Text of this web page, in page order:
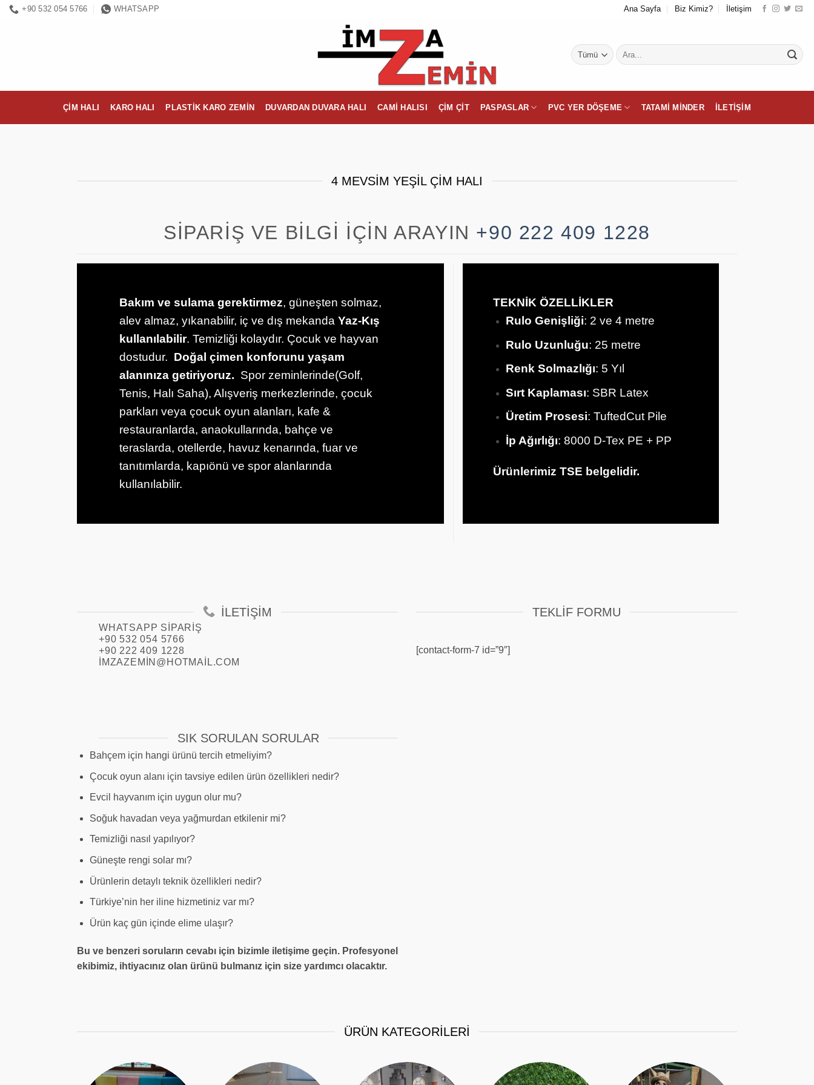
İçeriğe+90 532 054 5766 WHATSAPP Ana Sayfa Biz Kimiz? İletişim
Ara:
ÇIM HALI KARO HALI PLASTIK KARO ZEMIN DUVARDAN DUVARA HALI CAMI HALISI ÇIM ÇIT PASPASLAR PVC YER DÖŞEME TATAMI MINDER İLETIŞIM
4 MEVSIM YEŞIL ÇIM HALI
SIPARIŞ VE BILGI İÇIN ARAYIN +90 222 409 1228
Bakım ve sulama gerektirmez, güneşten solmaz,
alev almaz, yıkanabilir, iç ve dış mekanda Yaz-Kış
kullanılabilir. Temizliği kolaydır. Çocuk ve hayvan
dostudur. Doğal çimen konforunu yaşam
alanınıza getiriyoruz. Spor zeminlerinde(Golf,
Tenis, Halı Saha), Alışveriş merkezlerinde, çocuk
parkları veya çocuk oyun alanları, kafe &
restauranlarda, anaokullarında, bahçe ve
teraslarda, otellerde, havuz kenarında, fuar ve
tanıtımlarda, kapıönü ve spor alanlarında
kullanılabilir.
TEKNİK ÖZELLİKLER
Rulo Genişliği: 2 ve 4 metre
Rulo Uzunluğu: 25 metre
Renk Solmazlığı: 5 Yıl
Sırt Kaplaması: SBR Latex
Üretim Prosesi: TuftedCut Pile
İp Ağırlığı: 8000 D-Tex PE + PP
Ürünlerimiz TSE belgelidir.
İLETIŞIM
WHATSAPP SIPARIŞ
+90 532 054 5766
+90 222 409 1228
IMZAZEMIN@HOTMAIL.COM
SIK SORULAN SORULAR
Bahçem için hangi ürünü tercih etmeliyim?
Çocuk oyun alanı için tavsiye edilen ürün özellikleri nedir?
Evcil hayvanım için uygun olur mu?
Soğuk havadan veya yağmurdan etkilenir mi?
Temizliği nasıl yapılıyor?
Güneşte rengi solar mı?
Ürünlerin detaylı teknik özellikleri nedir?
Türkiye’nin her iline hizmetiniz var mı?
Ürün kaç gün içinde elime ulaşır?
Bu ve benzeri soruların cevabı için bizimle iletişime geçin. Profesyonel
ekibimiz, ihtiyacınız olan ürünü bulmanız için size yardımcı olacaktır.
TEKLIF FORMU
[contact-form-7 id=”9″]
ÜRÜN KATEGORİLERİ